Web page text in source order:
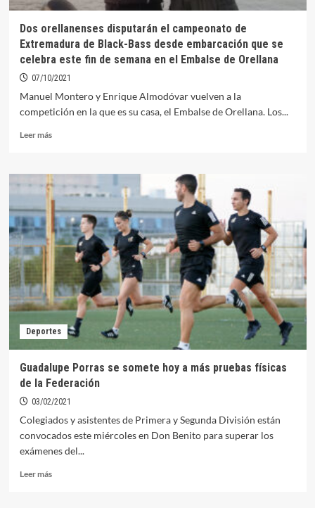
en
Dos orellanenses disputarán el campeonato de
Extremadura de Black-Bass desde embarcación que se
celebra este fin de semana en el Embalse de Orellana
07/10/2021
Manuel Montero y Enrique Almodóvar vuelven a la
competición en la que es su casa, el Embalse de Orellana. Los...
Leer másLeer
Dos
orellanenses
disputarán
el
campeonato
de
Extremadura
de
Black-
Bass
desde
embarcación
que
este
fin
de
en
el
Embalse
Orellana
Deportes
Guadalupe Porras se somete hoy a más pruebas físicas
de la Federación
03/02/2021
Colegiados y asistentes de Primera y Segunda División están
convocados este miércoles en Don Benito para superar los
exámenes del...
Leer másLeer